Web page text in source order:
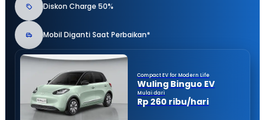
Diskon Charge 50%
Mobil Diganti Saat Perbaikan*
Compact EV for Modern Life
Wuling Binguo EV
Mulai dari
Rp 260 ribu/hari